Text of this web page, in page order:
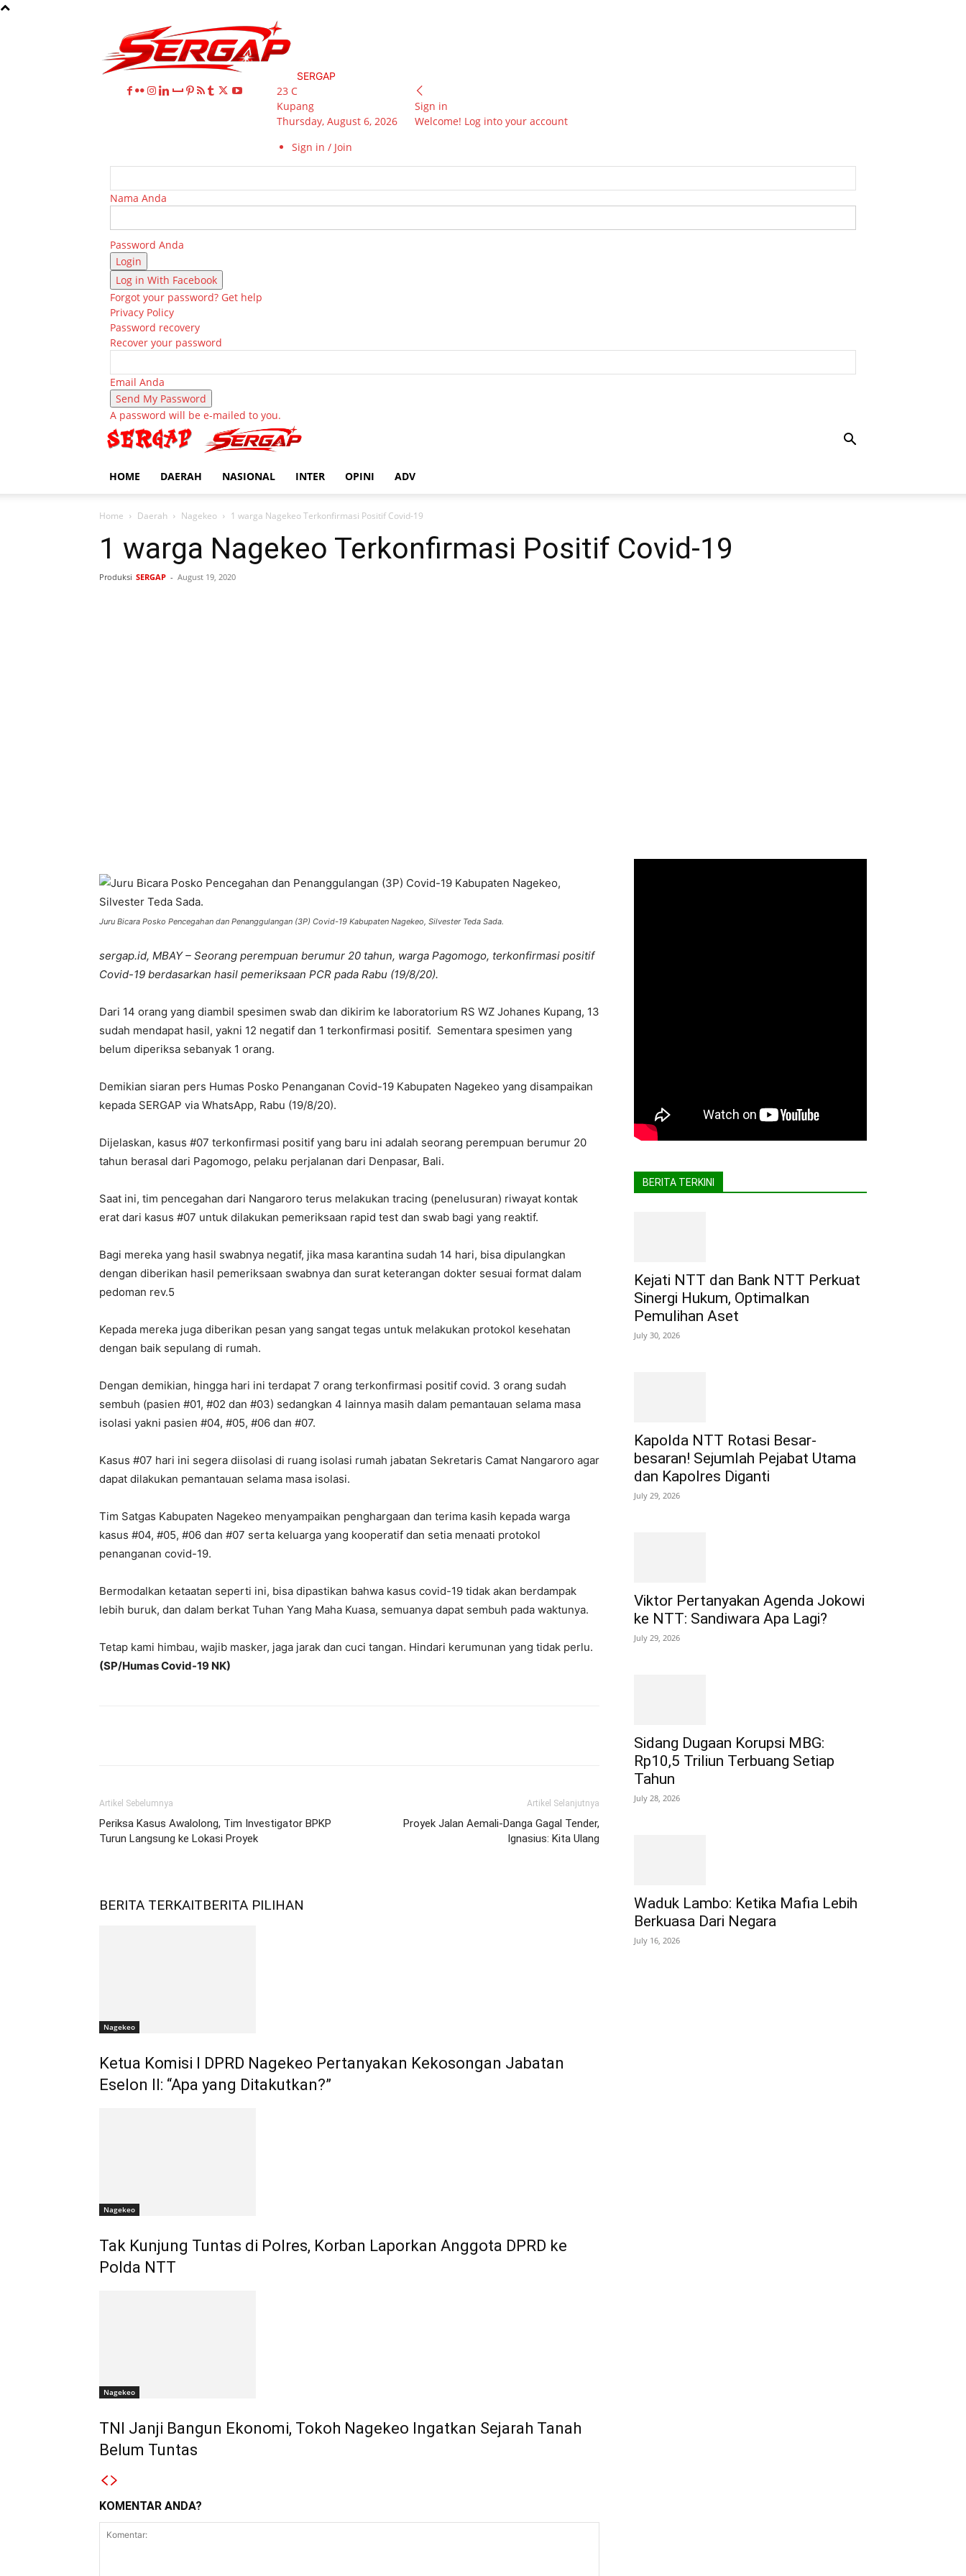
SERGAP
23 C
Kupang
Thursday, August 6, 2026
Sign in / Join
Sign in
Welcome! Log into your account
Nama Anda
Password Anda
Log in With Facebook
Forgot your password? Get help
Privacy Policy
Password recovery
Recover your password
Email Anda
A password will be e-mailed to you.
HOME DAERAH NASIONAL INTER OPINI ADV
Home Daerah Nagekeo 1 warga Nagekeo Terkonfirmasi Positif Covid-19
1 warga Nagekeo Terkonfirmasi Positif Covid-19
Produksi SERGAP - August 19, 2020
Juru Bicara Posko Pencegahan dan Penanggulangan (3P) Covid-19 Kabupaten Nagekeo, Silvester Teda Sada.
sergap.id, MBAY – Seorang perempuan berumur 20 tahun, warga Pagomogo, terkonfirmasi positif
Covid-19 berdasarkan hasil pemeriksaan PCR pada Rabu (19/8/20).
Dari 14 orang yang diambil spesimen swab dan dikirim ke laboratorium RS WZ Johanes Kupang, 13
sudah mendapat hasil, yakni 12 negatif dan 1 terkonfirmasi positif. Sementara spesimen yang
belum diperiksa sebanyak 1 orang.
Demikian siaran pers Humas Posko Penanganan Covid-19 Kabupaten Nagekeo yang disampaikan
kepada SERGAP via WhatsApp, Rabu (19/8/20).
Dijelaskan, kasus #07 terkonfirmasi positif yang baru ini adalah seorang perempuan berumur 20
tahun berasal dari Pagomogo, pelaku perjalanan dari Denpasar, Bali.
Saat ini, tim pencegahan dari Nangaroro terus melakukan tracing (penelusuran) riwayat kontak
erat dari kasus #07 untuk dilakukan pemeriksaan rapid test dan swab bagi yang reaktif.
Bagi mereka yang hasil swabnya negatif, jika masa karantina sudah 14 hari, bisa dipulangkan
dengan diberikan hasil pemeriksaan swabnya dan surat keterangan dokter sesuai format dalam
pedoman rev.5
Kepada mereka juga diberikan pesan yang sangat tegas untuk melakukan protokol kesehatan
dengan baik sepulang di rumah.
Dengan demikian, hingga hari ini terdapat 7 orang terkonfirmasi positif covid. 3 orang sudah
sembuh (pasien #01, #02 dan #03) sedangkan 4 lainnya masih dalam pemantauan selama masa
isolasi yakni pasien #04, #05, #06 dan #07.
Kasus #07 hari ini segera diisolasi di ruang isolasi rumah jabatan Sekretaris Camat Nangaroro agar
dapat dilakukan pemantauan selama masa isolasi.
Tim Satgas Kabupaten Nagekeo menyampaikan penghargaan dan terima kasih kepada warga
kasus #04, #05, #06 dan #07 serta keluarga yang kooperatif dan setia menaati protokol
penanganan covid-19.
Bermodalkan ketaatan seperti ini, bisa dipastikan bahwa kasus covid-19 tidak akan berdampak
lebih buruk, dan dalam berkat Tuhan Yang Maha Kuasa, semuanya dapat sembuh pada waktunya.
Tetap kami himbau, wajib masker, jaga jarak dan cuci tangan. Hindari kerumunan yang tidak perlu.
(SP/Humas Covid-19 NK)
Artikel Sebelumnya
Periksa Kasus Awalolong, Tim Investigator BPKP
Turun Langsung ke Lokasi Proyek
Artikel Selanjutnya
Proyek Jalan Aemali-Danga Gagal Tender,
Ignasius: Kita Ulang
BERITA TERKAITBERITA PILIHAN
Nagekeo
Ketua Komisi I DPRD Nagekeo Pertanyakan Kekosongan Jabatan
Eselon II: “Apa yang Ditakutkan?”
Nagekeo
Tak Kunjung Tuntas di Polres, Korban Laporkan Anggota DPRD ke
Polda NTT
Nagekeo
TNI Janji Bangun Ekonomi, Tokoh Nagekeo Ingatkan Sejarah Tanah
Belum Tuntas
KOMENTAR ANDA?
BERITA TERKINI
Kejati NTT dan Bank NTT Perkuat
Sinergi Hukum, Optimalkan
Pemulihan Aset
July 30, 2026
Kapolda NTT Rotasi Besar-
besaran! Sejumlah Pejabat Utama
dan Kapolres Diganti
July 29, 2026
Viktor Pertanyakan Agenda Jokowi
ke NTT: Sandiwara Apa Lagi?
July 29, 2026
Sidang Dugaan Korupsi MBG:
Rp10,5 Triliun Terbuang Setiap
Tahun
July 28, 2026
Waduk Lambo: Ketika Mafia Lebih
Berkuasa Dari Negara
July 16, 2026